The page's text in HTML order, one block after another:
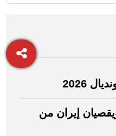
2026
ويقصيان إيران من